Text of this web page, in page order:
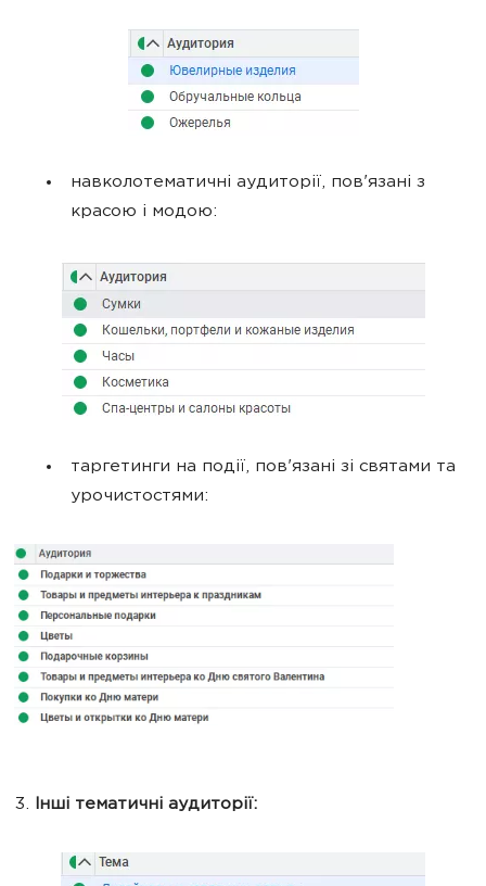
навколотематичні аудиторії, пов'язані з
красою і модою:
таргетинги на події, пов'язані зі святами та
урочистостями:
3. Інші тематичні аудиторії: